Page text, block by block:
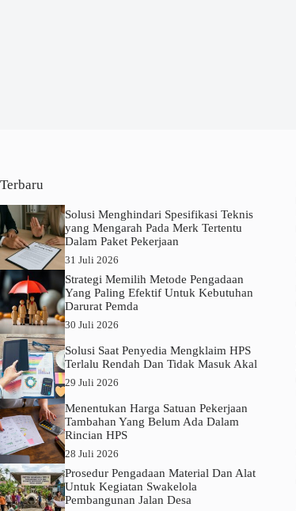
Terbaru
Solusi Menghindari Spesifikasi Teknis
yang Mengarah Pada Merk Tertentu
Dalam Paket Pekerjaan
31 Juli 2026
Strategi Memilih Metode Pengadaan
Yang Paling Efektif Untuk Kebutuhan
Darurat Pemda
30 Juli 2026
Solusi Saat Penyedia Mengklaim HPS
Terlalu Rendah Dan Tidak Masuk Akal
29 Juli 2026
Menentukan Harga Satuan Pekerjaan
Tambahan Yang Belum Ada Dalam
Rincian HPS
28 Juli 2026
Prosedur Pengadaan Material Dan Alat
Untuk Kegiatan Swakelola
Pembangunan Jalan Desa